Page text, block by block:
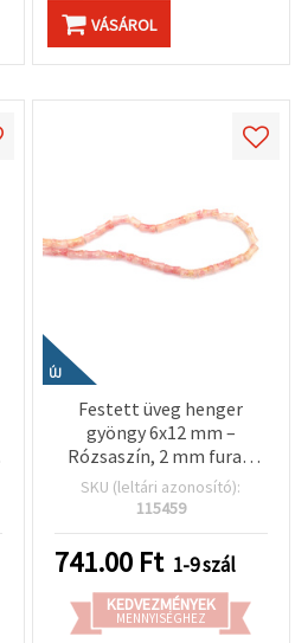
VÁSÁROL
ÚJ
Festett üveg henger
gyöngy 6x12 mm –
Rózsaszín, 2 mm furat,
szál ~65 db –
Ékszerkészítéshez,
SKU (leltári azonosító):
115459
741.00 Ft 1-9 szál
KEDVEZMÉNYEK
MENNYISÉGHEZ